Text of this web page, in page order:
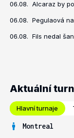
06.08. Alcaraz by
06.08. Pegulaová
06.08. Fils nedal
Aktuální
Hlavní turnaje
Montreal